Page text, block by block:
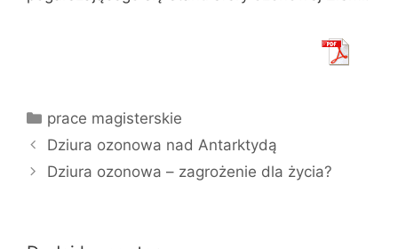
Kategorie
prace magisterskie
Dziura ozonowa nad Antarktydą
Dziura ozonowa – zagrożenie dla życia?